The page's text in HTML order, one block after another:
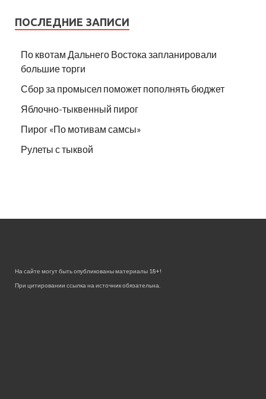
ПОСЛЕДНИЕ ЗАПИСИ
По квотам Дальнего Востока запланировали
большие торги
Сбор за промысел поможет пополнять бюджет
Яблочно-тыквенный пирог
Пирог «По мотивам самсы»
Рулеты с тыквой
На сайте могут быть опубликованы материалы 18+!
При цитировании ссылка на источник обязательна.